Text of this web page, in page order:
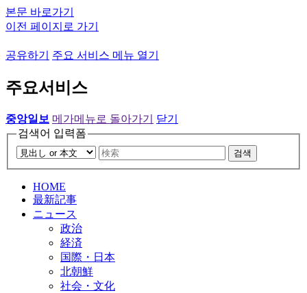
본문 바로가기
이전 페이지로 가기
공유하기 주요 서비스 메뉴 열기
주요서비스
중앙일보 메가메뉴로 돌아가기
닫기
검색어 입력폼
검색
HOME
最新記事
ニュース
政治
経済
国際・日本
北朝鮮
社会・文化